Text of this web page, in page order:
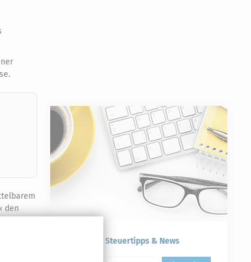
den
Kostenlose Steuertipps & News